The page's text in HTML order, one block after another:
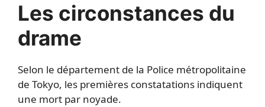
Les circonstances du
drame
Selon le département de la Police métropolitaine
de Tokyo, les premières constatations indiquent
une mort par noyade.